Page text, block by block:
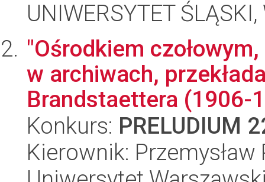
UNIWERSYTET
"Ośrodkiem
w archiwach,
Brandstaettera (1906-
Konkurs: PRELUDIUM
Kierownik: Przemysław